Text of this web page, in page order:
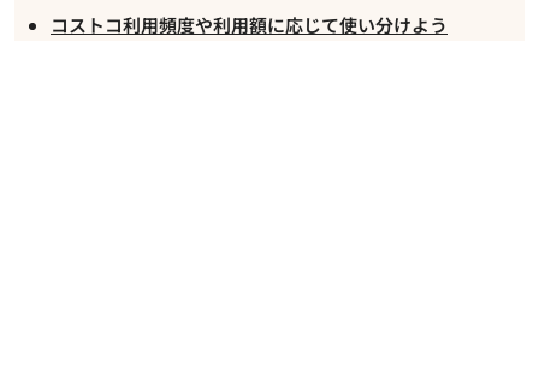
コストコ利用頻度や利用額に応じて使い分けよう